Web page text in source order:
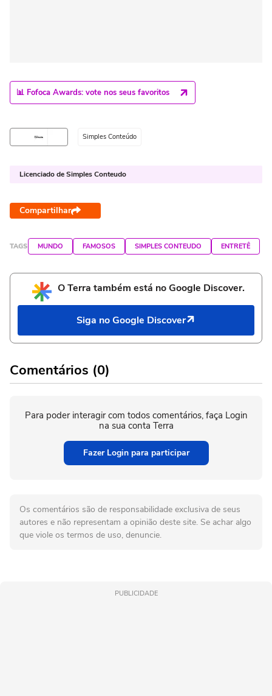
📊 Fofoca Awards: vote nos seus favoritos
Simples Conteúdo
Licenciado de Simples Conteudo
Compartilhar
TAGS MUNDO FAMOSOS SIMPLES CONTEUDO ENTRETÊ
O Terra também está no Google Discover.
Siga no Google Discover
Comentários (0)
Para poder interagir com todos comentários, faça Login
na sua conta Terra
Fazer Login para participar
Os comentários são de responsabilidade exclusiva de seus
autores e não representam a opinião deste site. Se achar algo
que viole os termos de uso, denuncie.
PUBLICIDADE